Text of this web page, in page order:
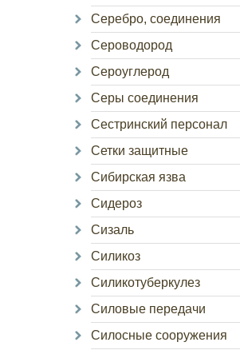
Серебро, соединения
Сероводород
Сероуглерод
Серы соединения
Сестринский персонал
Сетки защитные
Сибирская язва
Сидероз
Сизаль
Силикоз
Силикотуберкулез
Силовые передачи
Силосные сооружения